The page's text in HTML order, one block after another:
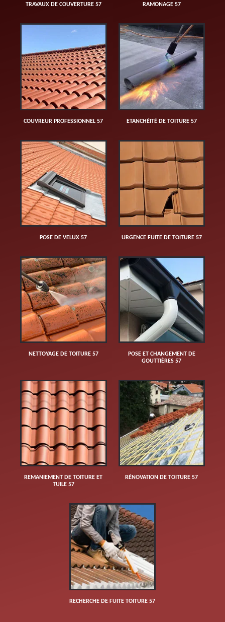
TRAVAUX DE COUVERTURE 57 RAMONAGE 57
COUVREUR PROFESSIONNEL 57 ETANCHÉITÉ DE TOITURE 57
POSE DE VELUX 57 URGENCE FUITE DE TOITURE 57
NETTOYAGE DE TOITURE 57
POSE ET CHANGEMENT DE
GOUTTIÈRES 57
REMANIEMENT DE TOITURE ET
TUILE 57
RÉNOVATION DE TOITURE 57
RECHERCHE DE FUITE TOITURE 57